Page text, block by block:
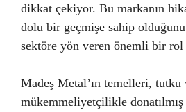
dikkat çekiyor. Bu markanın
dolu bir geçmişe sahip
sektöre yön veren önemli bir rol
Madeş Metal’ın temelleri, tutku
mükemmeliyetçilikle